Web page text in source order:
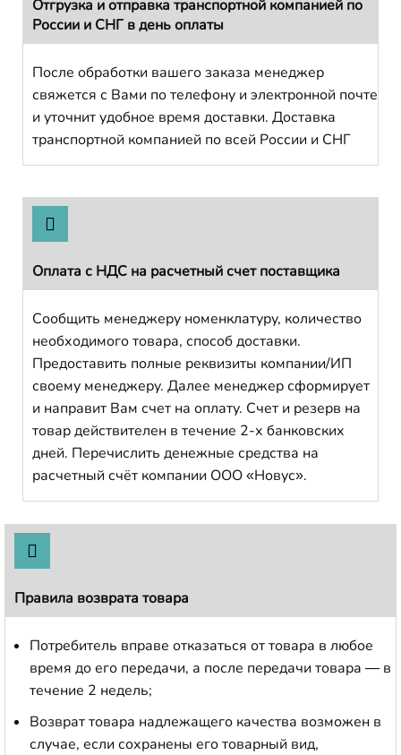
Отгрузка и отправка транспортной компанией по
России и СНГ в день оплаты
После обработки вашего заказа менеджер
свяжется с Вами по телефону и электронной почте
и уточнит удобное время доставки. Доставка
транспортной компанией по всей России и СНГ
Оплата с НДС на расчетный счет поставщика
Сообщить менеджеру номенклатуру, количество
необходимого товара, способ доставки.
Предоставить полные реквизиты компании/ИП
своему менеджеру. Далее менеджер сформирует
и направит Вам счет на оплату. Счет и резерв на
товар действителен в течение 2-х банковских
дней. Перечислить денежные средства на
расчетный счёт компании ООО «Новус».
Правила возврата товара
Потребитель вправе отказаться от товара в любое
время до его передачи, а после передачи товара — в
течение 2 недель;
Возврат товара надлежащего качества возможен в
случае, если сохранены его товарный вид,